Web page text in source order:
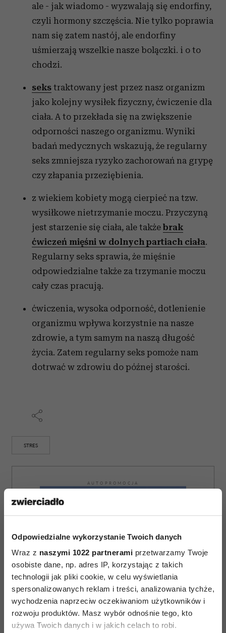
Odpowiedzialne wykorzystanie Twoich danych
Wraz z naszymi 1022 partnerami przetwarzamy Twoje
osobiste dane, np. adres IP, korzystając z takich
technologii jak pliki cookie, w celu wyświetlania
spersonalizowanych reklam i treści, analizowania tychże,
wychodzenia naprzeciw oczekiwaniom użytkowników i
rozwoju produktów. Masz wybór odnośnie tego, kto
używa Twoich danych i w jakich celach to robi.
ale - jak wiadomo - wyzwalają się endorfiny,
czyli hormony szczęścia. Nie tylko poprawia
nam się zatem nastój, ale endorfiny
uśmierzają wszelkie nasze bolączki. i o to
chodzi.
seks traktowany jest przez nasz organizm
jako kolejny wysiłek fizyczny, ćwiczenie dla
ciała. A to przekłada się na zwiększenie
odporności naszego organizmu. Wyniki
badań medycznych wskazują, że regularny
seks zmniejsza ryzyko zachorowań na grypę
czy złapania przeziębienia.
z wiekiem kobiety mogą cierpieć na tzw.
wysiłkowe nietrzymanie moczu. Przyczyną
jest starzenie się ciała, ale także brak
ćwiczeń mięśni w dolnych partiach ciała.
Regularny seks sprawia, że mięśnie
odpowiedzialne także za trzymanie moczu
cały czas pracują.
ćwiczenia, wysoka odporność, dotlenienie
organizmu wpływa korzystnie na nasze
zdrowie, a tym samym na naszą długość
życia. Zatem regularny seks pomoże nam
dotrwać w zdrowiu do późnej starości.
STRES
AUTOPROMOCJA